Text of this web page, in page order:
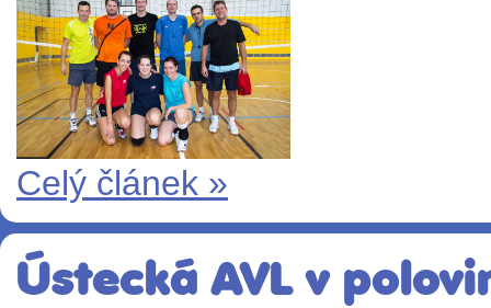
Celý článek »
Ústecká AVL v